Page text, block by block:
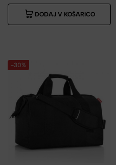
DODAJ V KOŠARICO
-30%